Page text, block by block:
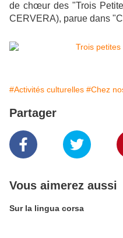
de chœur des "Trois
CERVERA), parue dans
#Activités culturelles #Chez
Partager
Vous aimerez aussi
Sur la lingua corsa